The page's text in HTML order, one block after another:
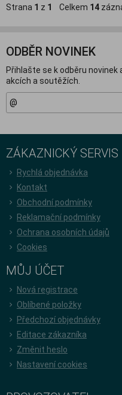
Strana 1 z 1 Celkem 14
ODBĚR NOVINEK
Přihlašte se k odběru
akcích a soutěžích.
ZÁKAZNICKÝ SERVIS
Rychlá objednávka
Kontakt
Obchodní podmínky
Reklamační podmínky
Ochrana osobních údajů
Cookies
MŮJ ÚČET
Nová registrace
Oblíbené položky
Předchozí objednávky
Editace zákazníka
Změnit heslo
Nastavení cookies